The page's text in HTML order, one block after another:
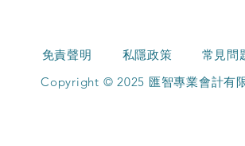
免責聲明 私隱政策 常見問
Copyright © 2025 匯智專業會計有